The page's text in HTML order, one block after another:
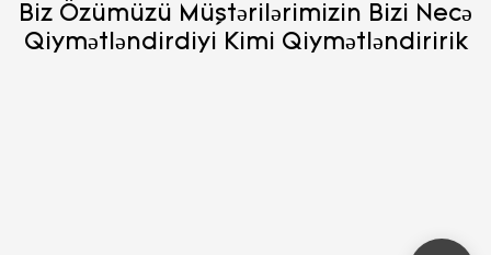
Biz Özümüzü Müştərilərimizin Bizi Necə
Qiymətləndirdiyi Kimi Qiymətləndiririk